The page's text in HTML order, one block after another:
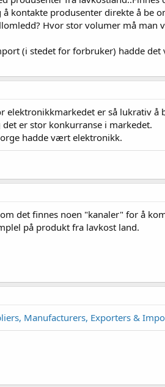
kontakte produsenter direkte å be
Hvor stor volumer må man
(i stedet for forbruker) hadde
er så lukrativ å
er stor konkurranse i markedet.
hadde vært elektronikk.
det finnes noen "kanaler" for å
på produkt fra lavkost land.
Manufacturers, Exporters &